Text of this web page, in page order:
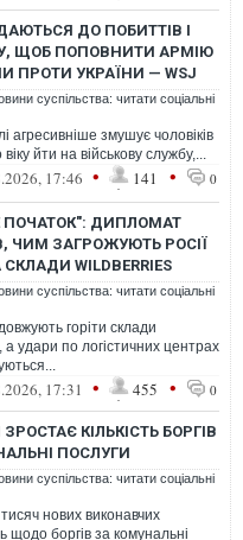
ДО ПОБИТТІВ І
ЩОБ ПОПОВНИТИ АРМІЮ
ПРОТИ УКРАЇНИ — WSJ
суспільства: читати соціальні
агресивніше змушує чоловіків
йти на військову службу,...
17:46 • 141 • 0
ПОЧАТОК": ДИПЛОМАТ
ЧИМ ЗАГРОЖУЮТЬ РОСІЇ
WILDBERRIES
суспільства: читати соціальні
горіти склади
удари по логістичних центрах
17:31 • 455 • 0
ЗРОСТАЄ КІЛЬКІСТЬ БОРГІВ
ПОСЛУГИ
суспільства: читати соціальні
нових виконавчих
щодо боргів за комунальні